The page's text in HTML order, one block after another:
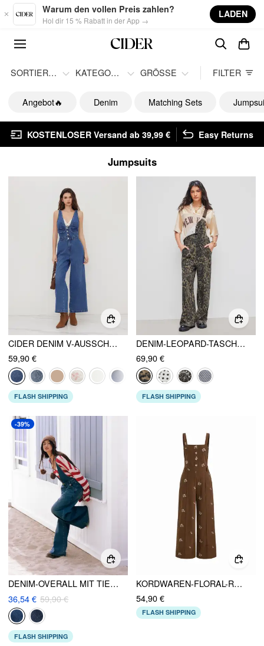
Skip to main content
Warum den vollen Preis zahlen?
Hol dir 15 % Rabatt in der App →
LADEN
SORTIEREN KATEGORIE GRÖSSE FILTER
Angebot🔥 Denim Matching Sets
KOSTENLOSER Versand ab 39,99 € Easy Returns
Jumpsuits
CIDER DENIM V-AUSSCHNITT KNOPF TASCHE WEITES BEIN OVERALL
59,90 €
FLASH SHIPPING
DENIM-LEOPARD-TASCHEN-BUCKEL-OVERALLS MIT WEITEN BEINEN
69,90 €
FLASH SHIPPING
-39%
DENIM-OVERALL MIT TIEFEM V-AUSSCHNITT UND VERSCHLUSS, BREITBEIN
36,54 € 59,90 €
FLASH SHIPPING
KORDWAREN-FLORAL-RÜCKENLOSER TASCHEN-BREITBEINIGER OVERALLS
54,90 €
FLASH SHIPPING